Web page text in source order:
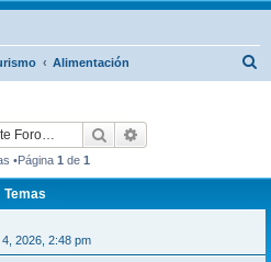
Alimentación
Buscar
•Página 1 de 1
Temas
2026, 2:48 pm